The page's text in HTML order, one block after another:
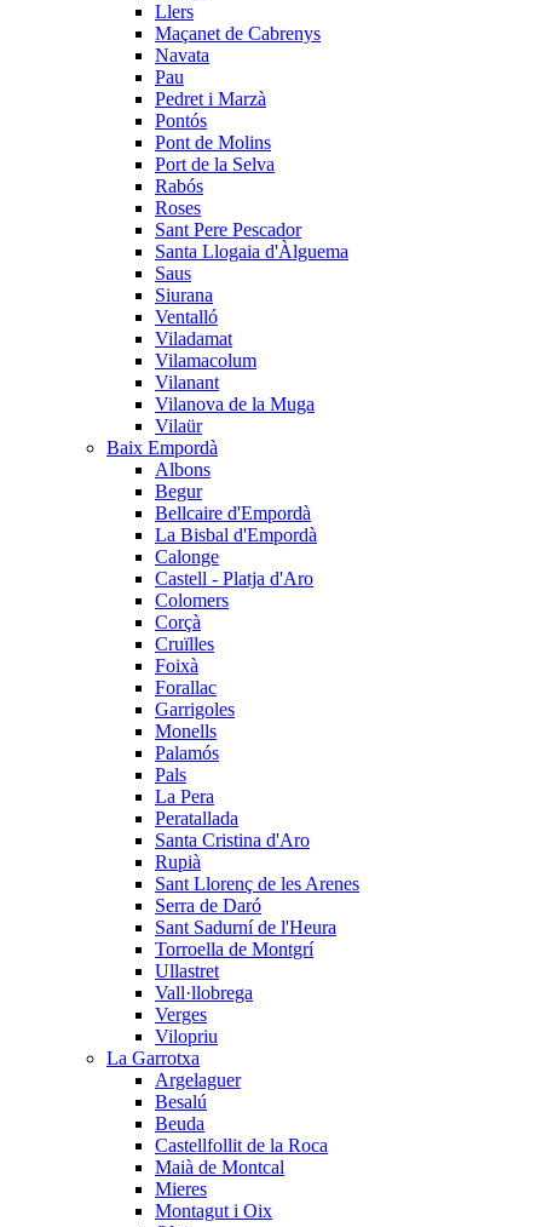
Llers
Maçanet de Cabrenys
Navata
Pau
Pedret i Marzà
Pontós
Pont de Molins
Port de la Selva
Rabós
Roses
Sant Pere Pescador
Santa Llogaia d'Àlguema
Saus
Siurana
Ventalló
Viladamat
Vilamacolum
Vilanant
Vilanova de la Muga
Vilaür
Baix Empordà
Albons
Begur
Bellcaire d'Empordà
La Bisbal d'Empordà
Calonge
Castell - Platja d'Aro
Colomers
Corçà
Cruïlles
Foixà
Forallac
Garrigoles
Monells
Palamós
Pals
La Pera
Peratallada
Santa Cristina d'Aro
Rupià
Sant Llorenç de les Arenes
Serra de Daró
Sant Sadurní de l'Heura
Torroella de Montgrí
Ullastret
Vall·llobrega
Verges
Vilopriu
La Garrotxa
Argelaguer
Besalú
Beuda
Castellfollit de la Roca
Maià de Montcal
Mieres
Montagut i Oix